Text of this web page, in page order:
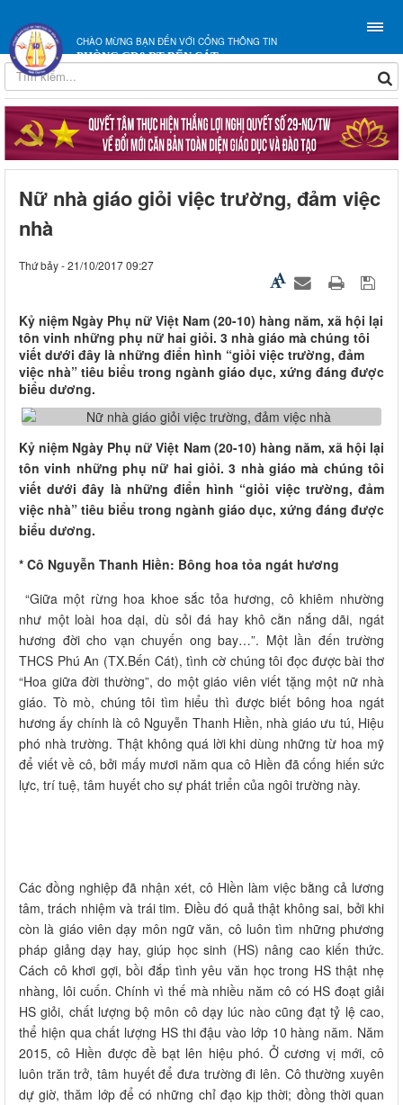
CHÀO MỪNG BẠN ĐẾN VỚI CỔNG THÔNG TIN
PHÒNG GD&ĐT BẾN CÁT
Nữ nhà giáo giỏi việc trường, đảm việc
nhà
Thứ bảy - 21/10/2017 09:27
Kỷ niệm Ngày Phụ nữ Việt Nam (20-10) hàng năm, xã hội lại
tôn vinh những phụ nữ hai giỏi. 3 nhà giáo mà chúng tôi
viết dưới đây là những điển hình “giỏi việc trường, đảm
việc nhà” tiêu biểu trong ngành giáo dục, xứng đáng được
biểu dương.
Kỷ niệm Ngày Phụ nữ Việt Nam (20-10) hàng năm, xã hội lại
tôn vinh những phụ nữ hai giỏi. 3 nhà giáo mà chúng tôi
viết dưới đây là những điển hình “giỏi việc trường, đảm
việc nhà” tiêu biểu trong ngành giáo dục, xứng đáng được
biểu dương.
* Cô Nguyễn Thanh Hiền: Bông hoa tỏa ngát hương
“Giữa một rừng hoa khoe sắc tỏa hương, cô khiêm nhường
như một loài hoa dại, dù sỏi đá hay khô cằn nắng dãi, ngát
hương đời cho vạn chuyến ong bay…”. Một lần đến trường
THCS Phú An (TX.Bến Cát), tình cờ chúng tôi đọc được bài thơ
“Hoa giữa đời thường”, do một giáo viên viết tặng một nữ nhà
giáo. Tò mò, chúng tôi tìm hiểu thì được biết bông hoa ngát
hương ấy chính là cô Nguyễn Thanh Hiền, nhà giáo ưu tú, Hiệu
phó nhà trường. Thật không quá lời khi dùng những từ hoa mỹ
để viết về cô, bởi mấy mươi năm qua cô Hiền đã cống hiến sức
lực, trí tuệ, tâm huyết cho sự phát triển của ngôi trường này.
Các đồng nghiệp đã nhận xét, cô Hiền làm việc bằng cả lương
tâm, trách nhiệm và trái tim. Điều đó quả thật không sai, bởi khi
còn là giáo viên dạy môn ngữ văn, cô luôn tìm những phương
pháp giảng dạy hay, giúp học sinh (HS) nâng cao kiến thức.
Cách cô khơi gợi, bồi đắp tình yêu văn học trong HS thật nhẹ
nhàng, lôi cuốn. Chính vì thế mà nhiều năm cô có HS đoạt giải
HS giỏi, chất lượng bộ môn cô dạy lúc nào cũng đạt tỷ lệ cao,
thể hiện qua chất lượng HS thi đậu vào lớp 10 hàng năm. Năm
2015, cô Hiền được đề bạt lên hiệu phó. Ở cương vị mới, cô
luôn trăn trở, tâm huyết để đưa trường đi lên. Cô thường xuyên
dự giờ, thăm lớp để có những chỉ đạo kịp thời; đồng thời quan